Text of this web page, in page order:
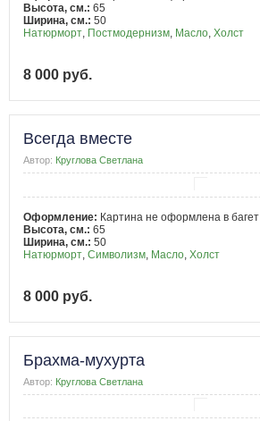
Высота, см.: 65
Ширина, см.: 50
Натюрморт, Постмодернизм, Масло, Холст
8 000 руб.
Всегда вместе
Автор: Круглова Светлана
Оформление: Картина не оформлена в багет
Высота, см.: 65
Ширина, см.: 50
Натюрморт Символизм Масло Холст
8 000 руб.
Брахма-мухурта
Автор: Круглова Светлана